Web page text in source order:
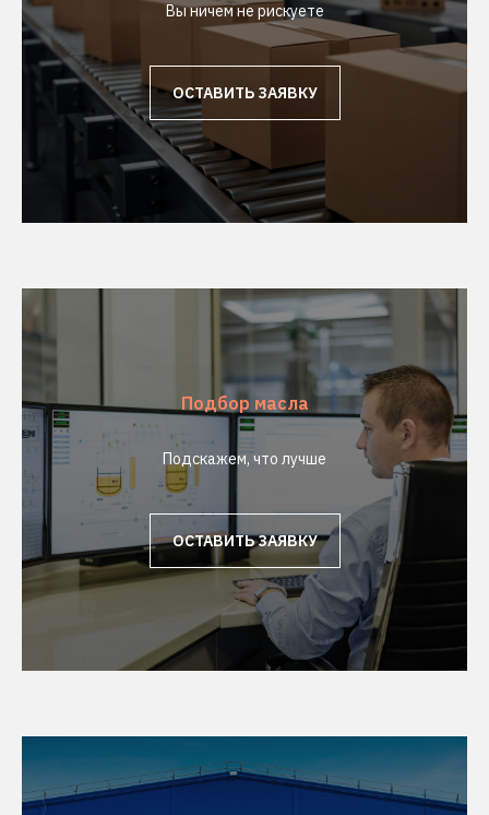
Вы ничем не рискуете
ОСТАВИТЬ ЗАЯВКУ
Подбор масла
Подскажем, что лучше
ОСТАВИТЬ ЗАЯВКУ